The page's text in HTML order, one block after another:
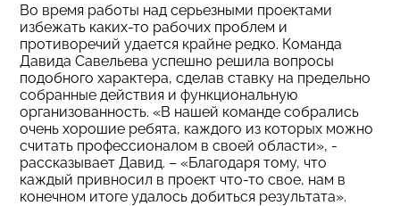
Во время работы над серьезными проектами
избежать каких-то рабочих проблем и
противоречий удается крайне редко. Команда
Давида Савельева успешно решила вопросы
подобного характера, сделав ставку на предельно
собранные действия и функциональную
организованность. «В нашей команде собрались
очень хорошие ребята, каждого из которых можно
считать профессионалом в своей области», -
рассказывает Давид. – «Благодаря тому, что
каждый привносил в проект что-то свое, нам в
конечном итоге удалось добиться результата».